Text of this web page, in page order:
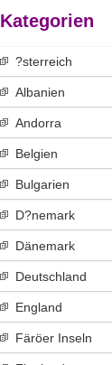
Kategorien
?sterreich
Albanien
Andorra
Belgien
Bulgarien
D?nemark
Dänemark
Deutschland
England
Färöer Inseln